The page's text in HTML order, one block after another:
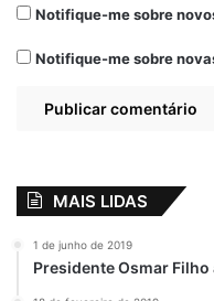
Notifique-me sobre
Notifique-me sobre
MAIS LIDAS
1 de junho de 2019
Presidente Osmar